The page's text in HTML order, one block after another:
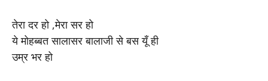
तेरा दर हो ,मेरा सर हो
ये मोहब्बत सालासर बालाजी से बस यूँ ही
उम्र भर हो